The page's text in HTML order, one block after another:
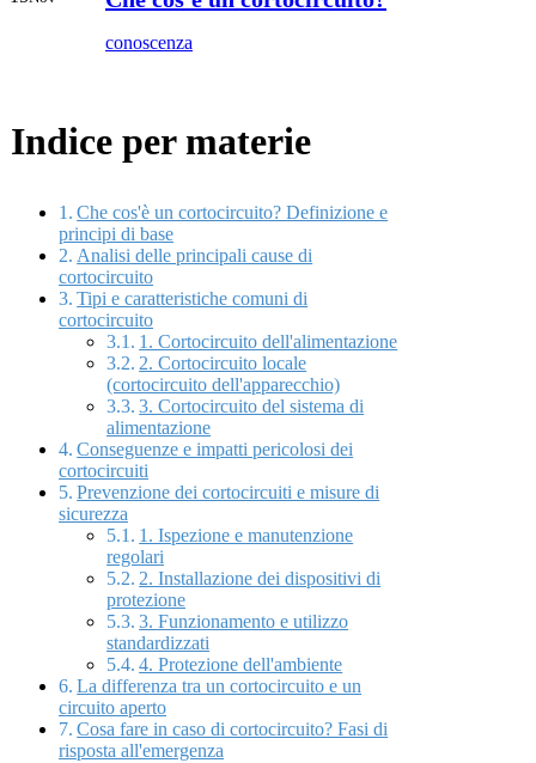
conoscenza
Indice per materie
Che cos'è un cortocircuito? Definizione e
principi di base
Analisi delle principali cause di
cortocircuito
Tipi e caratteristiche comuni di
cortocircuito
1. Cortocircuito dell'alimentazione
2. Cortocircuito locale
(cortocircuito dell'apparecchio)
3. Cortocircuito del sistema di
alimentazione
Conseguenze e impatti pericolosi dei
cortocircuiti
Prevenzione dei cortocircuiti e misure di
sicurezza
1. Ispezione e manutenzione
regolari
2. Installazione dei dispositivi di
protezione
3. Funzionamento e utilizzo
standardizzati
4. Protezione dell'ambiente
La differenza tra un cortocircuito e un
circuito aperto
Cosa fare in caso di cortocircuito? Fasi di
risposta all'emergenza